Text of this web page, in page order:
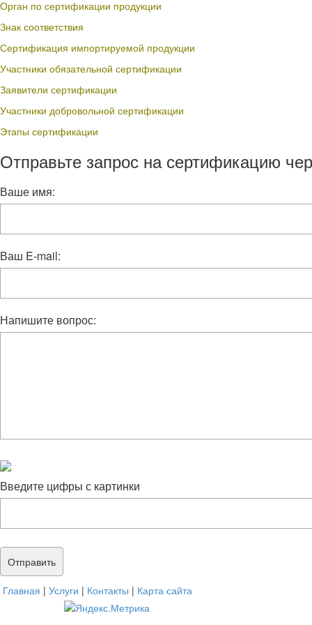
Орган по сертификации продукции
Знак соответствия
Сертификация импортируемой продукции
Участники обязательной сертификации
Заявители сертификации
Участники добровольной сертификации
Этапы сертификации
Отправьте запрос на сертификацию
Ваше имя:
Ваш E-mail:
Напишите вопрос:
Введите цифры с картинки
Главная | Услуги | Контакты | Карта сайта